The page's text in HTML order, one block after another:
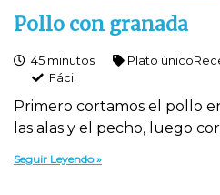
Pollo con granada
45 minutos Plato único
Fácil
Primero cortamos el pollo
las alas y el pecho, luego
Seguir Leyendo